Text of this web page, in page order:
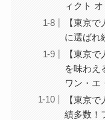
ィクト
【東京
に選ばれ
【東京
を味わえ
ワン・エ
【東京
績多数！